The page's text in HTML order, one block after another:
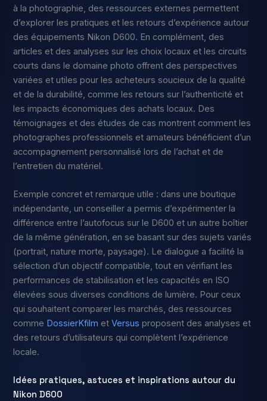
à la photographie, des ressources externes permettent
d’explorer les pratiques et les retours d’expérience autour
des équipements Nikon D600. En complément, des
articles et des analyses sur les choix locaux et les circuits
courts dans le domaine photo offrent des perspectives
variées et utiles pour les acheteurs soucieux de la qualité
et de la durabilité, comme les retours sur l’authenticité et
les impacts économiques des achats locaux. Des
témoignages et des études de cas montrent comment les
photographes professionnels et amateurs bénéficient d’un
accompagnement personnalisé lors de l’achat et de
l’entretien du matériel.
Exemple concret et remarque utile : dans une boutique
indépendante, un conseiller a permis d’expérimenter la
différence entre l’autofocus sur le D600 et un autre boîtier
de la même génération, en se basant sur des sujets variés
(portrait, nature morte, paysage). Le dialogue a facilité la
sélection d’un objectif compatible, tout en vérifiant les
performances de stabilisation et les capacités en ISO
élevées sous diverses conditions de lumière. Pour ceux
qui souhaitent comparer les marchés, des ressources
comme DossierKfilm etVersus proposent des analyses et
des retours d’utilisateurs qui complètent l’expérience
locale.
Idées pratiques, astuces et inspirations autour du
Nikon D600